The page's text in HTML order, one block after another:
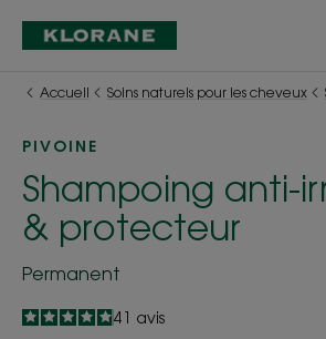
Accueil Soins naturels pour les cheveux
PIVOINE
Shampoing anti-
& protecteur
Permanent
4.9
/
5
41 avis